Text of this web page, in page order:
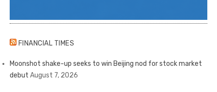
FINANCIAL TIMES
Moonshot shake-up seeks to win Beijing nod for stock market
debut August 7, 2026